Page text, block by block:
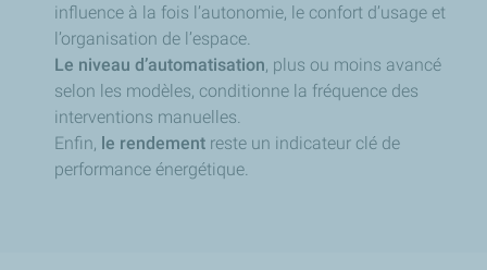
influence à la fois l’autonomie, le confort d’usage et
l’organisation de l’espace.
Le niveau d’automatisation, plus ou moins avancé
selon les modèles, conditionne la fréquence des
interventions manuelles.
Enfin, le rendement reste un indicateur clé de
performance énergétique.